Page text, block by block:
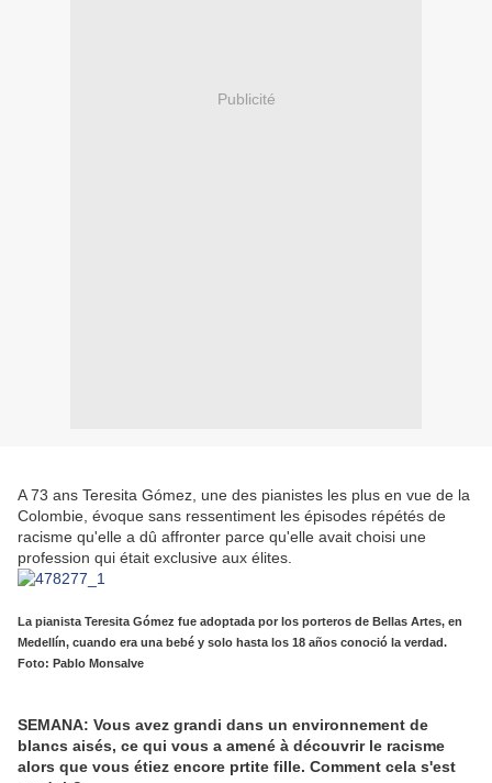
Publicité
A 73 ans Teresita Gómez, une des pianistes les plus en vue de la
Colombie, évoque sans ressentiment les épisodes répétés de
racisme qu'elle a dû affronter parce qu'elle avait choisi une
profession qui était exclusive aux élites.
La pianista Teresita Gómez fue adoptada por los porteros de Bellas Artes, en
Medellín, cuando era una bebé y solo hasta los 18 años conoció la verdad.
Foto: Pablo Monsalve
SEMANA: Vous avez grandi dans un environnement de
blancs aisés, ce qui vous a amené à découvrir le racisme
alors que vous étiez encore prtite fille. Comment cela s'est